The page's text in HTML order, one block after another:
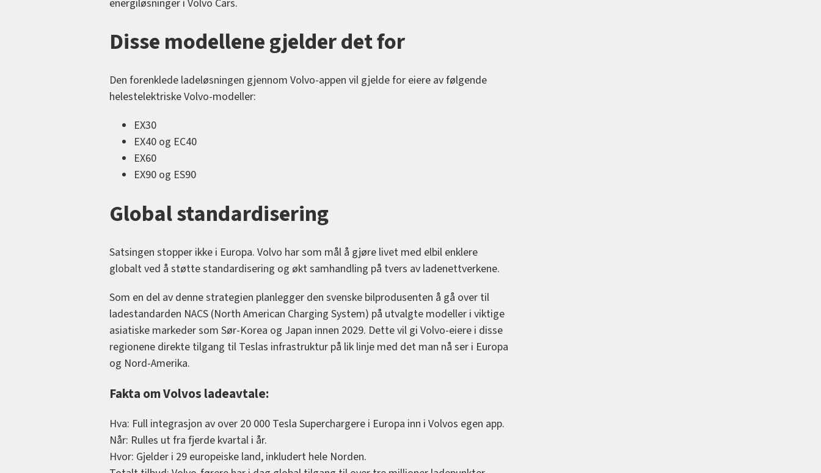
energiløsninger i Volvo Cars.
Disse modellene gjelder det for
Den forenklede ladeløsningen gjennom Volvo-appen vil gjelde for eiere av følgende
helestelektriske Volvo-modeller:
EX30
EX40 og EC40
EX60
EX90 og ES90
Global standardisering
Satsingen stopper ikke i Europa. Volvo har som mål å gjøre livet med elbil enklere
globalt ved å støtte standardisering og økt samhandling på tvers av ladenettverkene.
Som en del av denne strategien planlegger den svenske bilprodusenten å gå over til
ladestandarden NACS (North American Charging System) på utvalgte modeller i viktige
asiatiske markeder som Sør-Korea og Japan innen 2029. Dette vil gi Volvo-eiere i disse
regionene direkte tilgang til Teslas infrastruktur på lik linje med det man nå ser i Europa
og Nord-Amerika.
Fakta om Volvos ladeavtale:
Hva: Full integrasjon av over 20 000 Tesla Superchargere i Europa inn i Volvos egen app.
Når: Rulles ut fra fjerde kvartal i år.
Hvor: Gjelder i 29 europeiske land, inkludert hele Norden.